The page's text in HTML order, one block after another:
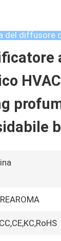
del diffusore